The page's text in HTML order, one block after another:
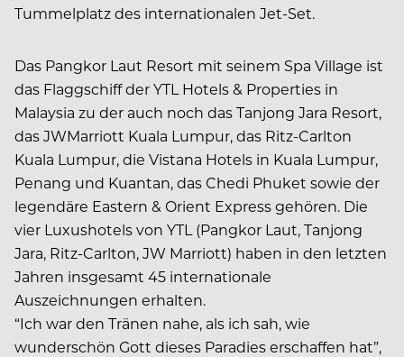
Tummelplatz des internationalen Jet-Set.
Das Pangkor Laut Resort mit seinem Spa Village ist
das Flaggschiff der YTL Hotels & Properties in
Malaysia zu der auch noch das Tanjong Jara Resort,
das JWMarriott Kuala Lumpur, das Ritz-Carlton
Kuala Lumpur, die Vistana Hotels in Kuala Lumpur,
Penang und Kuantan, das Chedi Phuket sowie der
legendäre Eastern & Orient Express gehören. Die
vier Luxushotels von YTL (Pangkor Laut, Tanjong
Jara, Ritz-Carlton, JW Marriott) haben in den letzten
Jahren insgesamt 45 internationale
Auszeichnungen erhalten.
“Ich war den Tränen nahe, als ich sah, wie
wunderschön Gott dieses Paradies erschaffen hat”,